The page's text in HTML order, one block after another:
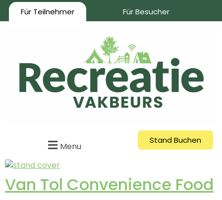
Für Teilnehmer Für Besucher
Menu
Stand Buchen
Van Tol Convenience Food